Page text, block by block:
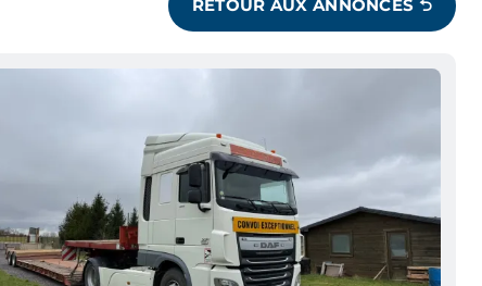
RETOUR AUX ANNONCES ⮌